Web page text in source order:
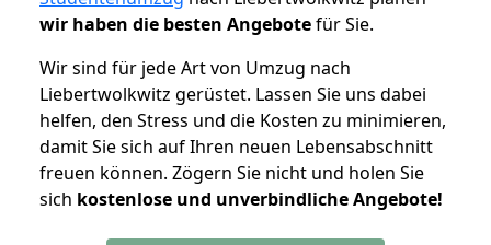
wir haben die besten Angebotefür Sie.
Wir sind für jede Art von Umzug nach
Liebertwolkwitz gerüstet. Lassen Sie uns dabei
helfen, den Stress und die Kosten zu minimieren,
damit Sie sich auf Ihren neuen Lebensabschnitt
freuen können. Zögern Sie nicht und holen Sie
sich kostenlose und unverbindliche Angebote!